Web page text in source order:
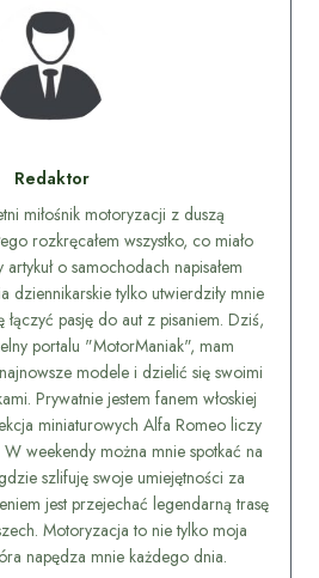
Redaktor
miłośnik motoryzacji z duszą
rozkręcałem wszystko, co miało
o samochodach napisałem
dziennikarskie tylko utwierdziły mnie
pasję do aut z pisaniem. Dziś,
portalu "MotorManiak", mam
modele i dzielić się swoimi
Prywatnie jestem fanem włoskiej
miniaturowych Alfa Romeo liczy
weekendy można mnie spotkać na
szlifuję swoje umiejętności za
jest przejechać legendarną trasę
Motoryzacja to nie tylko moja
napędza mnie każdego dnia.